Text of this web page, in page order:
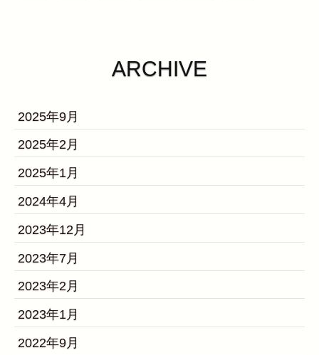
ARCHIVE
2025年9月
2025年2月
2025年1月
2024年4月
2023年12月
2023年7月
2023年2月
2023年1月
2022年9月